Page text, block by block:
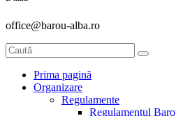
office@barou-alba.ro
Prima pagină
Organizare
Regulamente
Regulamentul